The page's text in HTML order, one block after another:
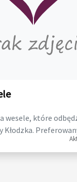
wesele, które
Kłodzka.